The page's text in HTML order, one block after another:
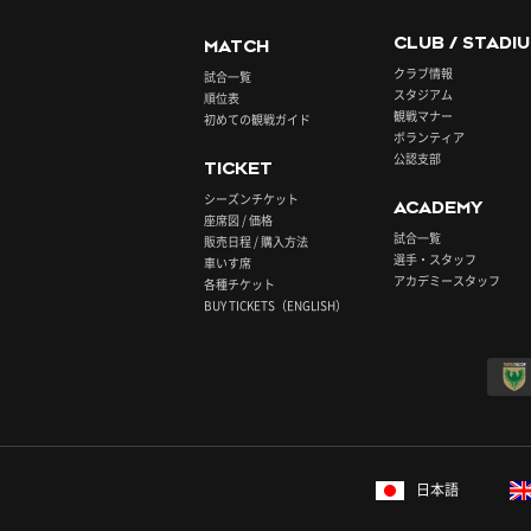
MATCH
試合一覧
順位表
初めての観戦ガイド
TICKET
シーズンチケット
座席図 / 価格
販売日程 / 購入方法
車いす席
各種チケット
BUY TICKETS（ENGLISH）
CLUB /
クラブ情報
スタジアム
観戦マナー
ボランティア
公認支部
ACADEMY
試合一覧
選手・スタッフ
アカデミースタッフ
日本語